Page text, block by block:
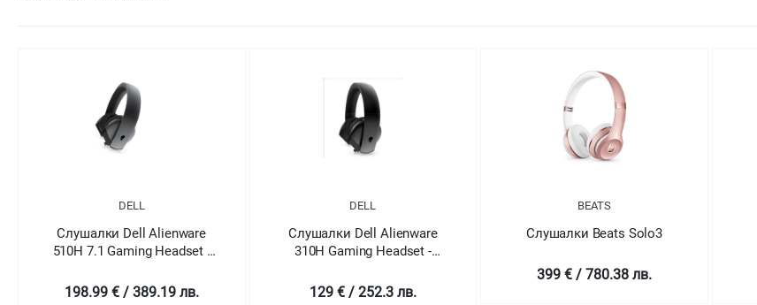
DELL
Слушалки Dell Alienware
510H 7.1 Gaming Headset -
Moon)
198.99 € / 389.19 лв.
DELL
Слушалки Dell Alienware
310H Gaming Headset -
129 € / 252.3 лв.
BEATS
Слушалки Beats Solo3
399 € / 780.38 лв.